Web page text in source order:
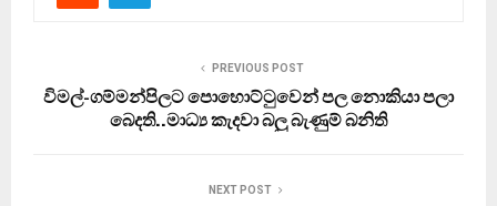
PREVIOUS POST
විමල්-ගම්මන්පිලට පොහොට්ටුවෙන් පල නොකියා පලා
බෙදති..මාධ්‍ය කැදවා බලු බැණුම් බනිති
NEXT POST